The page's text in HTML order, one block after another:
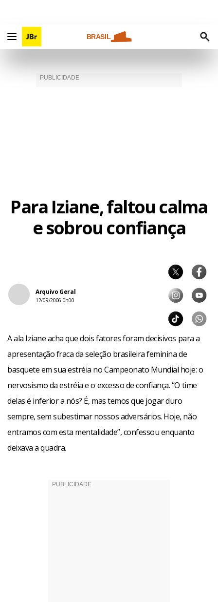
BRASIL
Para Iziane, faltou calma
e sobrou confiança
Arquivo Geral
12/09/2006 0h00
A ala Iziane acha que dois fatores foram decisivos para a
apresentação fraca da seleção brasileira feminina de
basquete em sua estréia no Campeonato Mundial hoje: o
nervosismo da estréia e o excesso de confiança. “O time
delas é inferior a nós? É, mas temos que jogar duro
sempre, sem subestimar nossos adversários. Hoje, não
entramos com esta mentalidade”, confessou enquanto
deixava a quadra.